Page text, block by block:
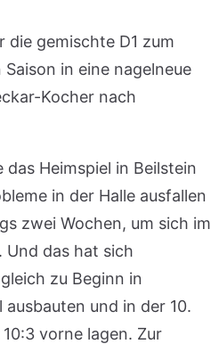
die gemischte D1 zum
in eine nagelneue
Kocher nach
Heimspiel in Beilstein
in der Halle ausfallen
zwei Wochen, um sich im
das hat sich
zu Beginn in
ausbauten und in der 10.
vorne lagen. Zur